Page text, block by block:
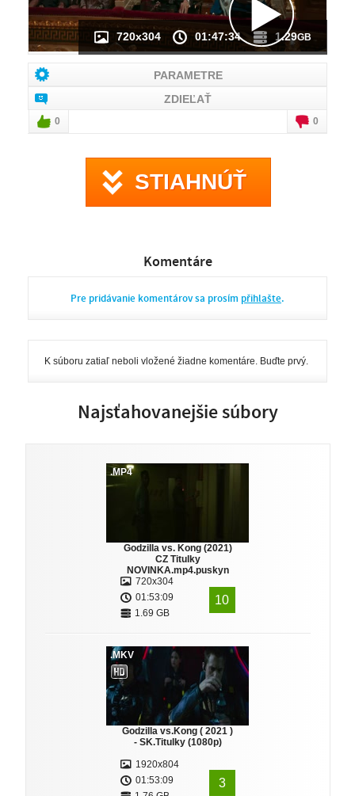
720x304 01:47:34 1.29GB
PARAMETRE
ZDIEĽAŤ
0 0
STIAHNÚŤ
Komentáre
Pre pridávanie komentárov sa prosím přihlašte.
K súboru zatiaľ neboli vložené žiadne komentáre. Buďte prvý.
Najsťahovanejšie súbory
.MP4
Godzilla vs. Kong (2021)
CZ Titulky
NOVINKA.mp4.puskyn
720x304
01:53:09
1.69 GB
10
.MKV
Godzilla vs.Kong ( 2021 )
- SK.Titulky (1080p)
1920x804
01:53:09
3